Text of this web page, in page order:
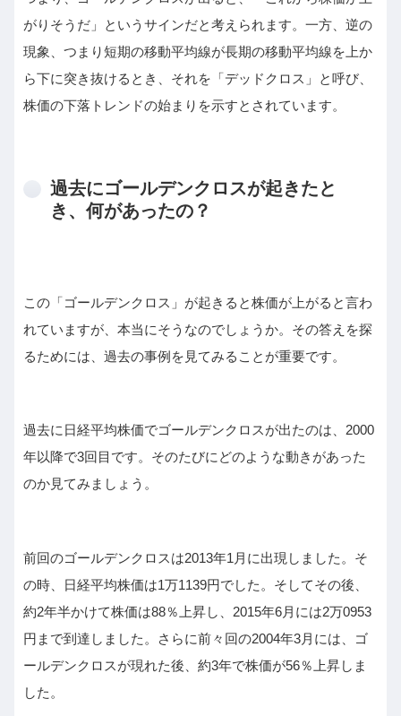
がりそうだ」というサインだと考えられます。一方、逆の
現象、つまり短期の移動平均線が長期の移動平均線を上か
ら下に突き抜けるとき、それを「デッドクロス」と呼び、
株価の下落トレンドの始まりを示すとされています。
過去にゴールデンクロスが起きたと
き、何があったの？
この「ゴールデンクロス」が起きると株価が上がると言わ
れていますが、本当にそうなのでしょうか。その答えを探
るためには、過去の事例を見てみることが重要です。
過去に日経平均株価でゴールデンクロスが出たのは、2000
年以降で3回目です。そのたびにどのような動きがあった
のか見てみましょう。
前回のゴールデンクロスは2013年1月に出現しました。そ
の時、日経平均株価は1万1139円でした。そしてその後、
約2年半かけて株価は88％上昇し、2015年6月には2万0953
円まで到達しました。さらに前々回の2004年3月には、ゴ
ールデンクロスが現れた後、約3年で株価が56％上昇しま
した。